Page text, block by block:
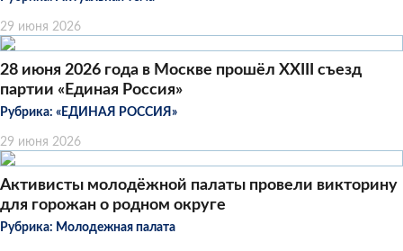
29 июня 2026
28 июня 2026 года в Москве прошёл XXIII съезд
партии «Единая Россия»
Рубрика: «ЕДИНАЯ РОССИЯ»
29 июня 2026
Активисты молодёжной палаты провели викторину
для горожан о родном округе
Рубрика: Молодежная палата